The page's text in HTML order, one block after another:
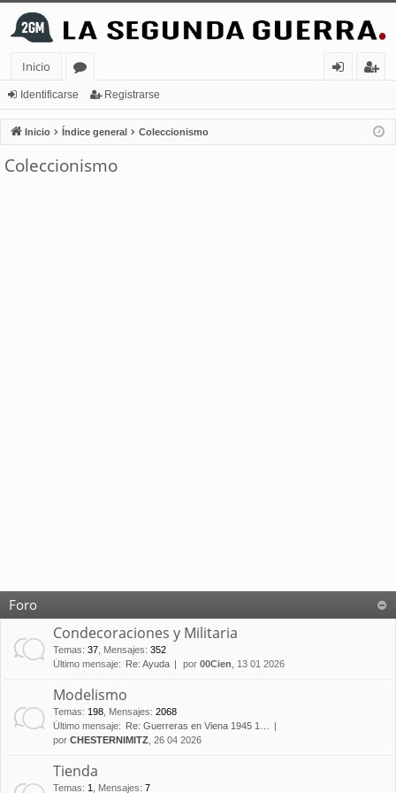
Inicio
or
os
nt
ifi
ist
ra
Identificarse Registrarse
Inicio Índice general Coleccionismo
Coleccionismo
Foro
Condecoraciones y Militaria
Temas: 37 Mensajes: 352
Último mensaje:
Re: Ayuda por 00Cien , 13 01 2026
Modelismo
Temas: 198 Mensajes: 2068
Último mensaje:
Re: Guerreras en Viena 1945 1…
por CHESTERNIMITZ , 26 04 2026
Tienda
Temas: 1 Mensajes: 7